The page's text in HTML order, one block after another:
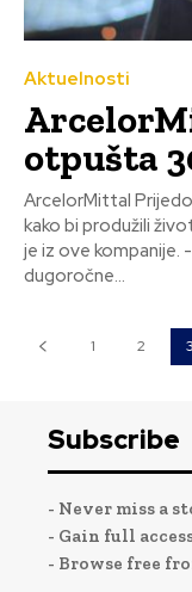
Aktuelnosti
otpušta
ArcelorMittal
kako bi produžili
je iz ove
dugoročne...
1 2 3
Subscribe
- Never miss a
- Gain full
- Browse free